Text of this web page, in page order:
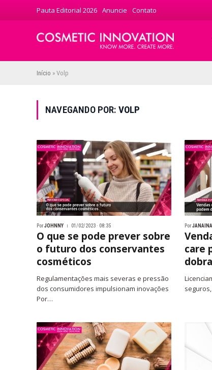
Pauta Editorial 2026 Anuncie Contato
Início » Volp
NAVEGANDO POR: VOLP
PorJOHNNY 01/02/2023 · 08:35
O que se pode prever sobre
o futuro dos conservantes
cosméticos
Regulamentações mais severas e pressão
dos consumidores impulsionam inovações
Por…
PorJANAINA
care